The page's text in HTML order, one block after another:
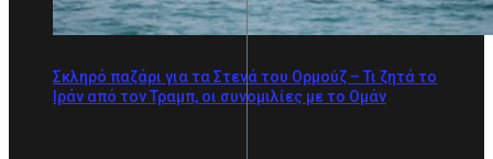
Σκληρό παζάρι για τα Στενά του Ορμούζ – Τι ζητά το
Ιράν από τον Τραμπ, οι συνομιλίες με το Ομάν